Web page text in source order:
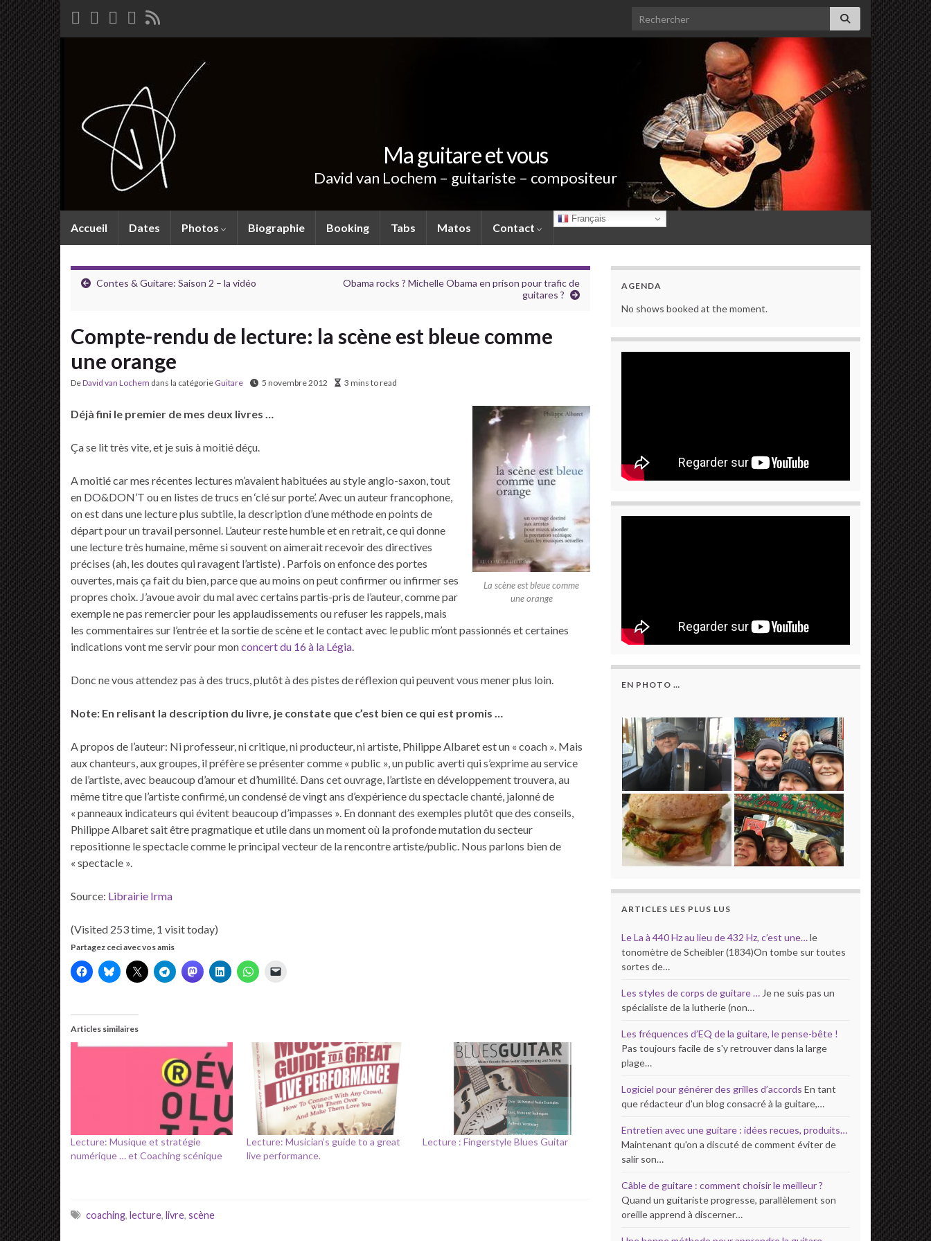
Search for:
Ma guitare et vous
David van Lochem – guitariste – compositeur
Accueil Dates Photos Biographie Booking Tabs Matos Contact
Français
Contes & Guitare: Saison 2 – la vidéo
Obama rocks ? Michelle Obama en prison pour trafic de
guitares ?
Compte-rendu de lecture: la scène est bleue comme
une orange
DeDavid van Lochem dans la catégorie Guitare 5 novembre 2012 3 mins to read
La scène est bleue comme
une orange
Déjà fini le premier de mes deux livres …
Ça se lit très vite, et je suis à moitié déçu.
A moitié car mes récentes lectures m’avaient habituées au style anglo-saxon, tout
en DO&DON’T ou en listes de trucs en ‘clé sur porte’. Avec un auteur francophone,
on est dans une lecture plus subtile, la description d’une méthode en points de
départ pour un travail personnel. L’auteur reste humble et en retrait, ce qui donne
une lecture très humaine, même si souvent on aimerait recevoir des directives
précises (ah, les doutes qui ravagent l’artiste) . Parfois on enfonce des portes
ouvertes, mais ça fait du bien, parce que au moins on peut confirmer ou infirmer ses
propres choix. J’avoue avoir du mal avec certains partis-pris de l’auteur, comme par
exemple ne pas remercier pour les applaudissements ou refuser les rappels, mais
les commentaires sur l’entrée et la sortie de scène et le contact avec le public m’ont passionnés et certaines
indications vont me servir pour monconcert du 16 à la Légia.
Donc ne vous attendez pas à des trucs, plutôt à des pistes de réflexion qui peuvent vous mener plus loin.
Note: En relisant la description du livre, je constate que c’est bien ce qui est promis …
A propos de l’auteur: Ni professeur, ni critique, ni producteur, ni artiste, Philippe Albaret est un « coach ». Mais
aux chanteurs, aux groupes, il préfère se présenter comme « public », un public averti qui s’exprime au service
de l’artiste, avec beaucoup d’amour et d’humilité. Dans cet ouvrage, l’artiste en développement trouvera, au
même titre que l’artiste confirmé, un condensé de vingt ans d’expérience du spectacle chanté, jalonné de
« panneaux indicateurs qui évitent beaucoup d’impasses ». En donnant des exemples plutôt que des conseils,
Philippe Albaret sait être pragmatique et utile dans un moment où la profonde mutation du secteur
repositionne le spectacle comme le principal vecteur de la rencontre artiste/public. Nous parlons bien de
« spectacle ».
Source: Librairie Irma
(Visited 253 time, 1 visit today)
Partagez ceci avec vos amis
Articles similaires
Lecture: Musique et stratégie
numérique … et Coaching scénique
Lecture: Musician’s guide to a great
live performance.
Lecture : Fingerstyle Blues Guitar
coaching, lecture, livre, scène
AGENDA
No shows booked at the moment.
EN PHOTO …
ARTICLES LES PLUS LUS
Le La à 440 Hz au lieu de 432 Hz, c’est une…le
tonomètre de Scheibler (1834)On tombe sur toutes
sortes de…
Les styles de corps de guitare … Je ne suis pas un
spécialiste de la lutherie (non…
Les fréquences d’EQ de la guitare, le pense-bête !
Pas toujours facile de s'y retrouver dans la large
plage…
Logiciel pour générer des grilles d’accords En tant
que rédacteur d'un blog consacré à la guitare,…
Entretien avec une guitare : idées recues, produits…
Maintenant qu'on a discuté de comment éviter de
salir son…
Câble de guitare : comment choisir le meilleur ?
Quand un guitariste progresse, parallèlement son
oreille apprend à discerner…